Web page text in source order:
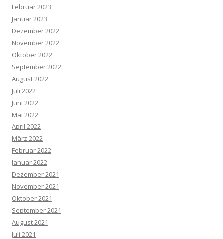
Februar 2023
Januar 2023
Dezember 2022
November 2022
Oktober 2022
September 2022
August 2022
Juli 2022
Juni 2022
Mai 2022
April 2022
März 2022
Februar 2022
Januar 2022
Dezember 2021
November 2021
Oktober 2021
September 2021
August 2021
Juli 2021